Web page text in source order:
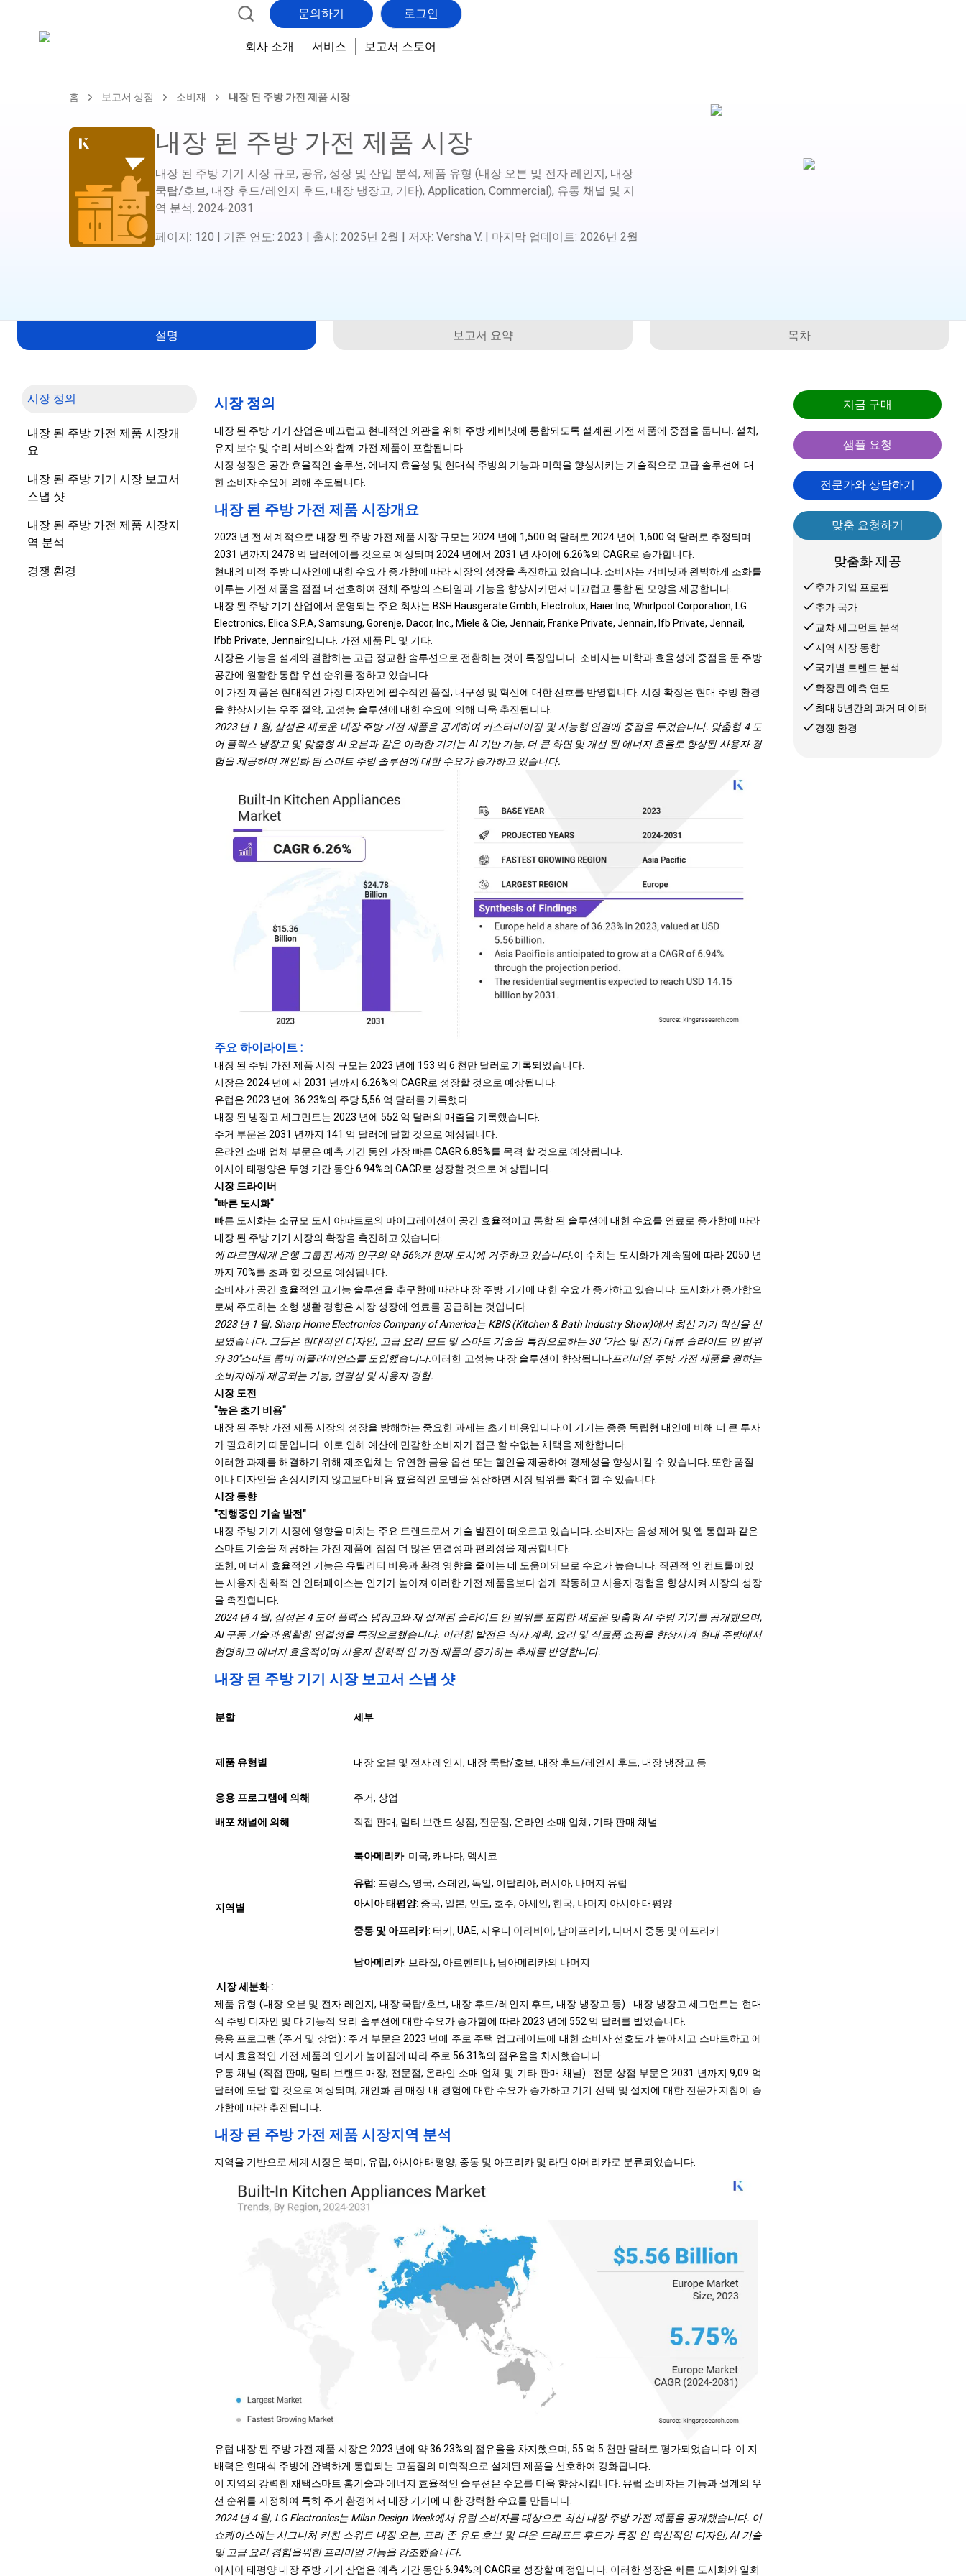
문의하기 로그인
회사 소개 서비스 보고서 스토어
홈 보고서 상점 소비재 내장 된 주방 가전 제품 시장
내장 된 주방 가전 제품 시장
내장 된 주방 기기 시장 규모, 공유, 성장 및 산업 분석, 제품 유형 (내장 오븐 및 전자 레인지, 내장
쿡탑/호브, 내장 후드/레인지 후드, 내장 냉장고, 기타), Application, Commercial), 유통 채널 및 지
역 분석. 2024-2031
페이지 : 120 기준 연도: 2023 출시 : 2025년 2월 저자: Versha V. 마지막 업데이트: 2026년 2월
설명 보고서 요약 목차
시장 정의
내장 된 주방 가전 제품 시장개
요
내장 된 주방 기기 시장 보고서
스냅 샷
내장 된 주방 가전 제품 시장지
역 분석
경쟁 환경
시장 정의
내장 된 주방 기기 산업은 매끄럽고 현대적인 외관을 위해 주방 캐비닛에 통합되도록 설계된 가전 제품에 중점을 둡니다. 설치,
유지 보수 및 수리 서비스와 함께 가전 제품이 포함됩니다.
시장 성장은 공간 효율적인 솔루션, 에너지 효율성 및 현대식 주방의 기능과 미학을 향상시키는 기술적으로 고급 솔루션에 대
한 소비자 수요에 의해 주도됩니다.
내장 된 주방 가전 제품 시장개요
2023 년 전 세계적으로 내장 된 주방 가전 제품 시장 규모는 2024 년에 1,500 억 달러로 2024 년에 1,600 억 달러로 추정되며
2031 년까지 2478 억 달러에이를 것으로 예상되며 2024 년에서 2031 년 사이에 6.26%의 CAGR로 증가합니다.
현대의 미적 주방 디자인에 대한 수요가 증가함에 따라 시장의 성장을 촉진하고 있습니다. 소비자는 캐비닛과 완벽하게 조화를
이루는 가전 제품을 점점 더 선호하여 전체 주방의 스타일과 기능을 향상시키면서 매끄럽고 통합 된 모양을 제공합니다.
내장 된 주방 기기 산업에서 운영되는 주요 회사는 BSH Hausgeräte Gmbh, Electrolux, Haier Inc, Whirlpool Corporation, LG
Electronics, Elica S.P.A, Samsung, Gorenje, Dacor, Inc., Miele & Cie, Jennair, Franke Private, Jennain, Ifb Private, Jennail,
Ifbb Private, Jennair입니다. 가전 ​​제품 PL 및 기타.
시장은 기능을 설계와 결합하는 고급 정교한 솔루션으로 전환하는 것이 특징입니다. 소비자는 미학과 효율성에 중점을 둔 주방
공간에 원활한 통합 우선 순위를 정하고 있습니다.
이 가전 제품은 현대적인 가정 디자인에 필수적인 품질, 내구성 및 혁신에 대한 선호를 반영합니다. 시장 확장은 현대 주방 환경
을 향상시키는 우주 절약, 고성능 솔루션에 대한 수요에 의해 더욱 추진됩니다.
2023 년 1 월, 삼성은 새로운 내장 주방 가전 제품을 공개하여 커스터마이징 및 지능형 연결에 중점을 두었습니다. 맞춤형 4 도
어 플렉스 냉장고 및 맞춤형 AI 오븐과 같은 이러한 기기는 AI 기반 기능, 더 큰 화면 및 개선 된 에너지 효율로 향상된 사용자 경
험을 제공하며 개인화 된 스마트 주방 솔루션에 대한 수요가 증가하고 있습니다.
주요 하이라이트 :
내장 된 주방 가전 제품 시장 규모는 2023 년에 153 억 6 천만 달러로 기록되었습니다.
시장은 2024 년에서 2031 년까지 6.26%의 CAGR로 성장할 것으로 예상됩니다.
유럽은 2023 년에 36.23%의 주당 5,56 억 달러를 기록했다.
내장 된 냉장고 세그먼트는 2023 년에 552 억 달러의 매출을 기록했습니다.
주거 부문은 2031 년까지 141 억 달러에 달할 것으로 예상됩니다.
온라인 소매 업체 부문은 예측 기간 동안 가장 빠른 CAGR 6.85%를 목격 할 것으로 예상됩니다.
아시아 태평양은 투영 기간 동안 6.94%의 CAGR로 성장할 것으로 예상됩니다.
시장 드라이버
"빠른 도시화"
빠른 도시화는 소규모 도시 아파트로의 마이그레이션이 공간 효율적이고 통합 된 솔루션에 대한 수요를 연료로 증가함에 따라
내장 된 주방 기기 시장의 확장을 촉진하고 있습니다.
에 따르면세계 은행 그룹전 세계 인구의 약 56%가 현재 도시에 거주하고 있습니다.이 수치는 도시화가 계속됨에 따라 2050 년
까지 70%를 초과 할 것으로 예상됩니다.
소비자가 공간 효율적인 고기능 솔루션을 추구함에 따라 내장 주방 기기에 대한 수요가 증가하고 있습니다. 도시화가 증가함으
로써 주도하는 소형 생활 경향은 시장 성장에 연료를 공급하는 것입니다.
2023 년 1 월, Sharp Home Electronics Company of America는 KBIS (Kitchen & Bath Industry Show)에서 최신 기기 혁신을 선
보였습니다. 그들은 현대적인 디자인, 고급 요리 모드 및 스마트 기술을 특징으로하는 30 "가스 및 전기 대류 슬라이드 인 범위
와 30"스마트 콤비 어플라이언스를 도입했습니다.이러한 고성능 내장 솔루션이 향상됩니다프리미엄 주방 가전 제품을 원하는
소비자에게 제공되는 기능, 연결성 및 사용자 경험.
시장 도전
"높은 초기 비용"
내장 된 주방 가전 제품 시장의 성장을 방해하는 중요한 과제는 초기 비용입니다.이 기기는 종종 독립형 대안에 비해 더 큰 투자
가 필요하기 때문입니다. 이로 인해 예산에 민감한 소비자가 접근 할 수없는 채택을 제한합니다.
이러한 과제를 해결하기 위해 제조업체는 유연한 금융 옵션 또는 할인을 제공하여 경제성을 향상시킬 수 있습니다. 또한 품질
이나 디자인을 손상시키지 않고보다 비용 효율적인 모델을 생산하면 시장 범위를 확대 할 수 있습니다.
시장 동향
"진행중인 기술 발전"
내장 주방 기기 시장에 영향을 미치는 주요 트렌드로서 기술 발전이 떠오르고 있습니다. 소비자는 음성 제어 및 앱 통합과 같은
스마트 기술을 제공하는 가전 제품에 점점 더 많은 연결성과 편의성을 제공합니다.
또한, 에너지 효율적인 기능은 유틸리티 비용과 환경 영향을 줄이는 데 도움이되므로 수요가 높습니다. 직관적 인 컨트롤이있
는 사용자 친화적 인 인터페이스는 인기가 높아져 이러한 가전 제품을보다 쉽게 ​​작동하고 사용자 경험을 향상시켜 시장의 성장
을 촉진합니다.
2024 년 4 월, 삼성은 4 도어 플렉스 냉장고와 재 설계된 슬라이드 인 범위를 포함한 새로운 맞춤형 AI 주방 기기를 공개했으며,
AI 구동 기술과 원활한 연결성을 특징으로했습니다. 이러한 발전은 식사 계획, 요리 및 식료품 쇼핑을 향상시켜 현대 주방에서
현명하고 에너지 효율적이며 사용자 친화적 인 가전 제품의 증가하는 추세를 반영합니다.
내장 된 주방 기기 시장 보고서 스냅 샷
분할 세부
제품 유형별 내장 오븐 및 전자 레인지, 내장 쿡탑/호브, 내장 후드/레인지 후드, 내장 냉장고 등
응용 프로그램에 의해 주거, 상업
배포 채널에 의해 직접 판매, 멀티 브랜드 상점, 전문점, 온라인 소매 업체, 기타 판매 채널
지역별
북아메리카: 미국, 캐나다, 멕시코
유럽: 프랑스, ​​영국, 스페인, 독일, 이탈리아, 러시아, 나머지 유럽
아시아 태평양: 중국, 일본, 인도, 호주, 아세안, 한국, 나머지 아시아 태평양
중동 및 아프리카: 터키, UAE, 사우디 아라비아, 남아프리카, 나머지 중동 및 아프리카
남아메리카: 브라질, 아르헨티나, 남아메리카의 나머지
시장 세분화 :
제품 유형 (내장 오븐 및 전자 레인지, 내장 쿡탑/호브, 내장 후드/레인지 후드, 내장 냉장고 등) : 내장 냉장고 세그먼트는 현대
식 주방 디자인 및 다 기능적 요리 솔루션에 대한 수요가 증가함에 따라 2023 년에 552 억 달러를 벌었습니다.
응용 프로그램 (주거 및 상업) : 주거 부문은 2023 년에 주로 주택 업그레이드에 대한 소비자 선호도가 높아지고 스마트하고 에
너지 효율적인 가전 제품의 인기가 높아짐에 따라 주로 56.31%의 점유율을 차지했습니다.
유통 채널 (직접 판매, 멀티 브랜드 매장, 전문점, 온라인 소매 업체 및 기타 판매 채널) : 전문 상점 부문은 2031 년까지 9,09 억
달러에 도달 할 것으로 예상되며, 개인화 된 매장 내 경험에 대한 수요가 증가하고 기기 선택 및 설치에 대한 전문가 지침이 증
가함에 따라 추진됩니다.
내장 된 주방 가전 제품 시장지역 분석
지역을 기반으로 세계 시장은 북미, 유럽, 아시아 태평양, 중동 및 아프리카 및 라틴 아메리카로 분류되었습니다.
유럽 ​​내장 된 주방 가전 제품 시장은 2023 년에 약 36.23%의 점유율을 차지했으며, 55 억 5 천만 달러로 평가되었습니다. 이 지
배력은 현대식 주방에 완벽하게 통합되는 고품질의 미학적으로 설계된 제품을 선호하여 강화됩니다.
이 지역의 강력한 채택스마트 홈기술과 에너지 효율적인 솔루션은 수요를 더욱 향상시킵니다. 유럽 ​​소비자는 기능과 설계의 우
선 순위를 지정하여 특히 주거 환경에서 내장 기기에 대한 강력한 수요를 만듭니다.
2024 년 4 월, LG Electronics는 Milan Design Week에서 유럽 소비자를 대상으로 최신 내장 주방 가전 제품을 공개했습니다. 이
쇼케이스에는 시그니처 키친 스위트 내장 오븐, 프리 존 유도 호브 및 다운 드래프트 후드가 특징 인 혁신적인 디자인, AI 기술
및 고급 요리 경험을위한 프리미엄 기능을 강조했습니다.
아시아 태평양 내장 주방 기기 산업은 예측 기간 동안 6.94%의 CAGR로 성장할 예정입니다. 이러한 성장은 빠른 도시화와 일회
지금 구매
샘플 요청
전문가와 상담하기
맞춤 요청하기
맞춤화 제공
추가 기업 프로필
추가 국가
교차 세그먼트 분석
지역 시장 동향
국가별 트렌드 분석
확장된 예측 연도
최대 5년간의 과거 데이터
경쟁 환경